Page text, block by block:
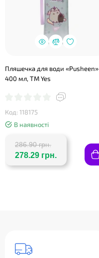
Пляшечка для води «Pusheen»
400 мл, ТМ Yes
Код: 118175
В наявності
286.90 грн.
278.29 грн.